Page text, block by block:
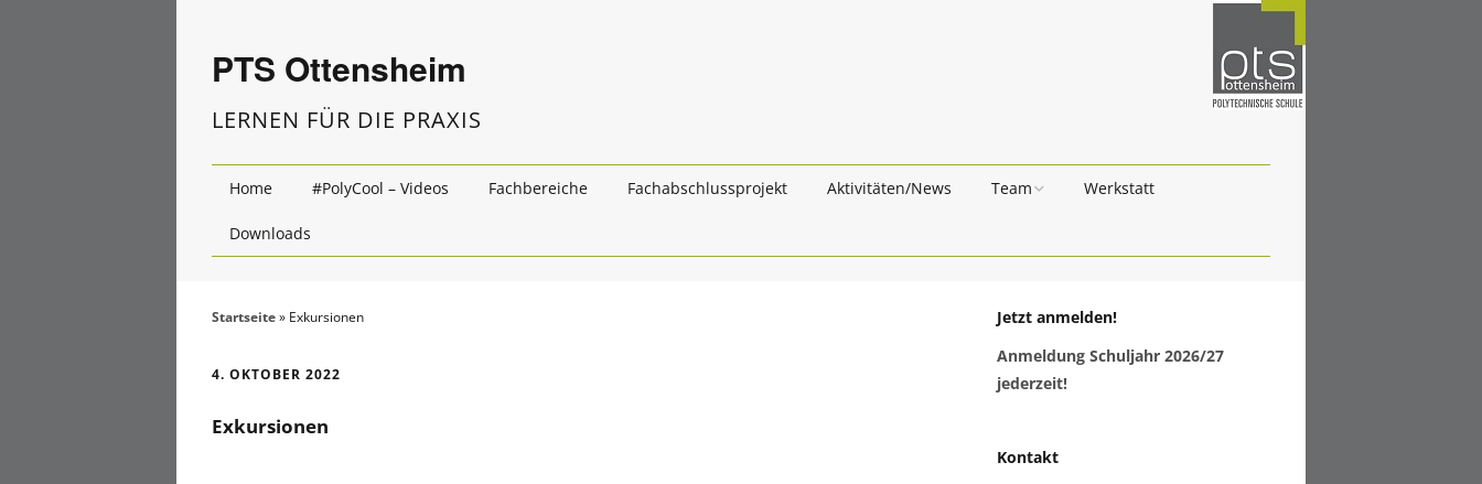
PTS Ottensheim
LERNEN FÜR DIE PRAXIS
Home #PolyCool – Videos Fachbereiche Fachabschlussprojekt Aktivitäten/News Team Werkstatt
Downloads
Startseite» Exkursionen
4. OKTOBER 2022
Exkursionen
Jetzt anmelden!
Anmeldung Schuljahr 2026/27
jederzeit!
Kontakt